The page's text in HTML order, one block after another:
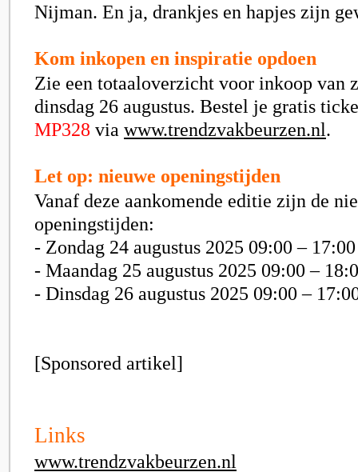
Nijman. En ja, drankjes en hapjes zijn
Kom inkopen en inspiratie opdoen
Zie een totaaloverzicht voor inkoop van
dinsdag 26 augustus. Bestel je gratis
MP328 via www.trendzvakbeurzen.nl.
Let op: nieuwe openingstijden
Vanaf deze aankomende editie zijn de
openingstijden:
- Zondag 24 augustus 2025 09:00 –
- Maandag 25 augustus 2025 09:00 –
- Dinsdag 26 augustus 2025 09:00 –
[Sponsored artikel]
Links
www.trendzvakbeurzen.nl